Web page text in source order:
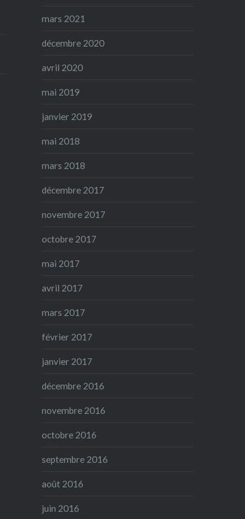
mars 2021
décembre 2020
avril 2020
mai 2019
janvier 2019
mai 2018
mars 2018
décembre 2017
novembre 2017
octobre 2017
mai 2017
avril 2017
mars 2017
février 2017
janvier 2017
décembre 2016
novembre 2016
octobre 2016
septembre 2016
août 2016
juin 2016